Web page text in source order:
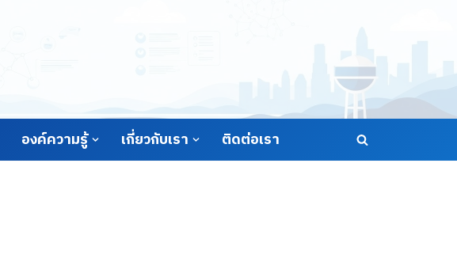
องค์ความรู้ เกี่ยวกับเรา ติดต่อเรา